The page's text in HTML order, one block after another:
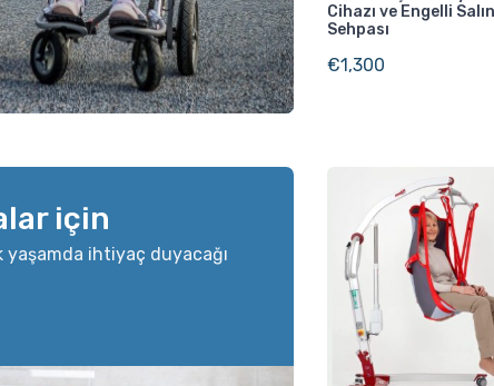
Cihazı ve Engelli
Sehpası
€1,300
için
yaşamda ihtiyaç duyacağı